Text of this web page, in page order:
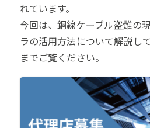
れています。
今回は、銅線ケーブル盗難の
ラの活用方法について解説し
までご覧ください。